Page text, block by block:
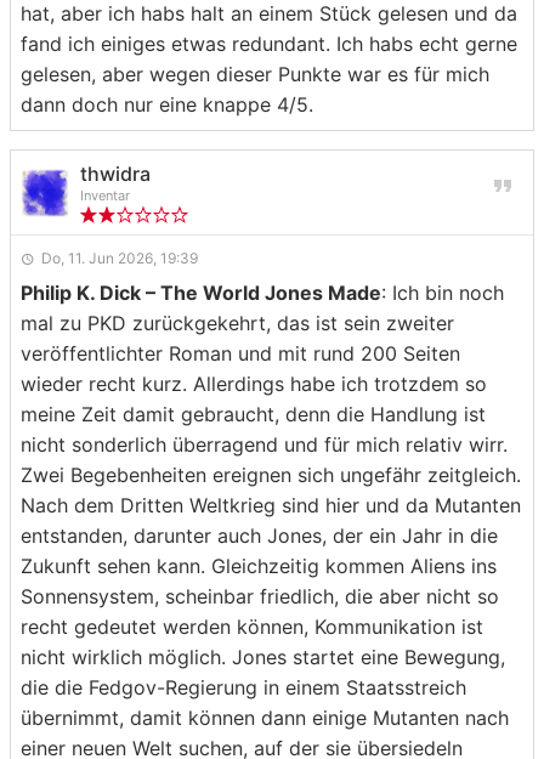
hat, aber ich habs halt an einem Stück gelesen und da
fand ich einiges etwas redundant. Ich habs echt gerne
gelesen, aber wegen dieser Punkte war es für mich
dann doch nur eine knappe 4/5.
thwidra
Inventar
Do, 11. Jun 2026, 19:39
Philip K. Dick – The World Jones Made: Ich bin noch
mal zu PKD zurückgekehrt, das ist sein zweiter
veröffentlichter Roman und mit rund 200 Seiten
wieder recht kurz. Allerdings habe ich trotzdem so
meine Zeit damit gebraucht, denn die Handlung ist
nicht sonderlich überragend und für mich relativ wirr.
Zwei Begebenheiten ereignen sich ungefähr zeitgleich.
Nach dem Dritten Weltkrieg sind hier und da Mutanten
entstanden, darunter auch Jones, der ein Jahr in die
Zukunft sehen kann. Gleichzeitig kommen Aliens ins
Sonnensystem, scheinbar friedlich, die aber nicht so
recht gedeutet werden können, Kommunikation ist
nicht wirklich möglich. Jones startet eine Bewegung,
die die Fedgov-Regierung in einem Staatsstreich
übernimmt, damit können dann einige Mutanten nach
einer neuen Welt suchen, auf der sie übersiedeln